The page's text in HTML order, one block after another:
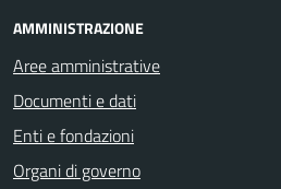
AMMINISTRAZIONE
Aree amministrative
Documenti e dati
Enti e fondazioni
Organi di governo